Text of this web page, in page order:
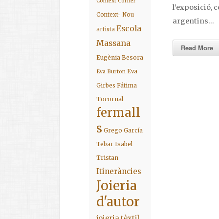
Context- Nou
artista Escola
Massana
Eugènia Besora
Eva Burton Eva
Girbes Fátima
Tocornal
fermall
s Grego García
Tebar Isabel
Tristan
Itineràncies
Joieria
d'autor
l’exposició,
argentins…
Read More